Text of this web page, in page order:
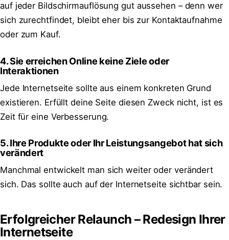
auf jeder Bildschirmauflösung gut aussehen – denn wer
sich zurechtfindet, bleibt eher bis zur Kontaktaufnahme
oder zum Kauf.
4. Sie erreichen Online keine Ziele oder
Interaktionen
Jede Internetseite sollte aus einem konkreten Grund
existieren. Erfüllt deine Seite diesen Zweck nicht, ist es
Zeit für eine Verbesserung.
5. Ihre Produkte oder Ihr Leistungsangebot hat sich
verändert
Manchmal entwickelt man sich weiter oder verändert
sich. Das sollte auch auf der Internetseite sichtbar sein.
Erfolgreicher Relaunch – Redesign Ihrer
Internetseite